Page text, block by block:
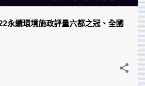
永續環境施政評量六都之冠、全國